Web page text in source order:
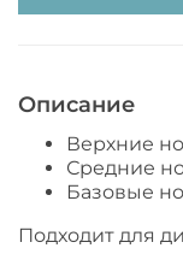
Описание
Верхние
Средние
Базовые
Подходит для